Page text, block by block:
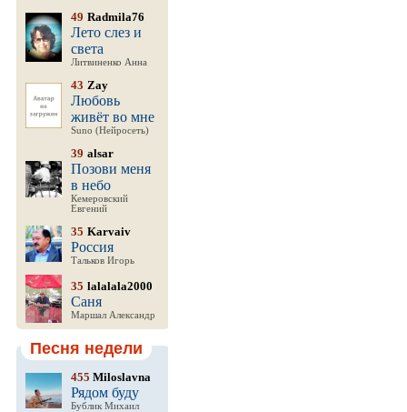
49 Radmila76
Лето слез и
света
Литвиненко Анна
43 Zay
Любовь
живёт во мне
Suno (Нейросеть)
39 alsar
Позови меня
в небо
Кемеровский
Евгений
35 Karvaiv
Россия
Тальков Игорь
35 lalalala2000
Саня
Маршал Александр
Песня недели
455 Miloslavna
Рядом буду
Бублик Михаил